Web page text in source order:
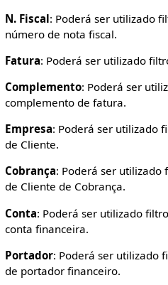
N. Fiscal: Poderá ser utilizado
número de nota fiscal.
Fatura: Poderá ser utilizado
Complemento: Poderá ser
complemento de fatura.
Empresa: Poderá ser utilizado
de Cliente.
Cobrança: Poderá ser
de Cliente de Cobrança.
Conta: Poderá ser utilizado
conta financeira.
Portador: Poderá ser utilizado
de portador financeiro.